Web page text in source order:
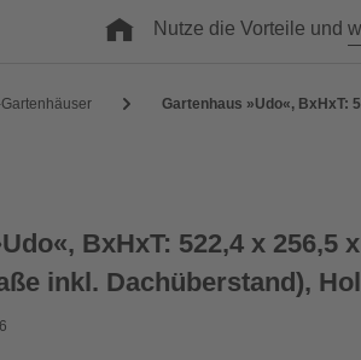
Nutze die Vorteile und
Gartenhaus »Udo«, BxHxT:
BxHxT: 522,4 x 256,5
inkl. Dachüberstand),